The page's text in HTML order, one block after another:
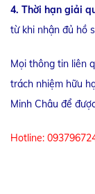
4. Thời hạn giải
từ khi nhận đủ hồ
Mọi thông tin liên
trách nhiệm hữu
Minh Châu để
Hotline: